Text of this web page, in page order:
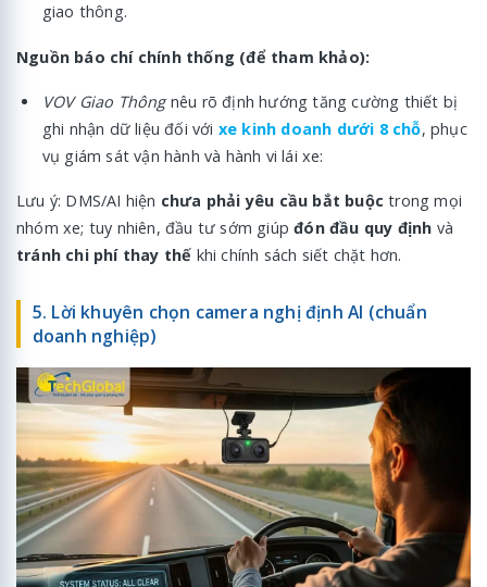
giao thông.
Nguồn báo chí chính thống (để tham khảo):
VOV Giao Thôngnêu rõ định hướng tăng cường thiết bị
ghi nhận dữ liệu đối với xe kinh doanh dưới 8 chỗ, phục
vụ giám sát vận hành và hành vi lái xe:
Lưu ý: DMS/AI hiện chưa phải yêu cầu bắt buộc trong mọi
nhóm xe; tuy nhiên, đầu tư sớm giúpđón đầu quy định và
tránh chi phí thay thế khi chính sách siết chặt hơn.
5. Lời khuyên chọn camera nghị định AI (chuẩn
doanh nghiệp)